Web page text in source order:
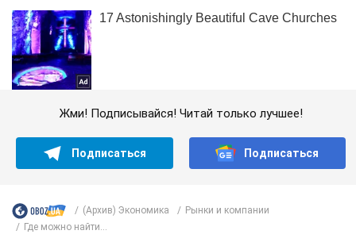
Жми! Подписывайся! Читай только лучшее!
Подписаться Подписаться
(Архив) Экономика
Рынки и компании
Где можно найти...